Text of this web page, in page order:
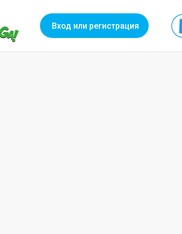
Вход или регистрация